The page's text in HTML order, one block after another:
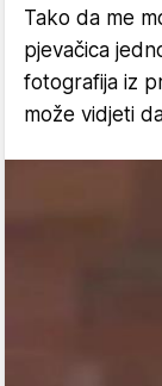
Tako da me
pjevačica
fotografija iz
može vidjeti